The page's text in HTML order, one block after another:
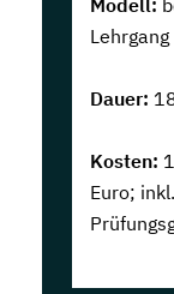
Lehrgang
Dauer:
Kosten:
Euro;